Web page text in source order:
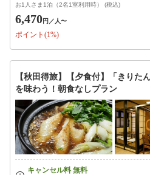
お1人さま1泊（2名1室利用時） (税込)
6,470円 ／人〜
ポイント(1%)
【秋田得旅】【夕食付】「きりた
を味わう！朝食なしプラン